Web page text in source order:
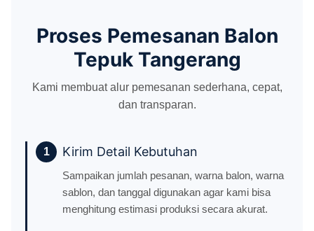
Proses Pemesanan Balon
Tepuk Tangerang
Kami membuat alur pemesanan sederhana, cepat,
dan transparan.
1 Kirim Detail Kebutuhan
Sampaikan jumlah pesanan, warna balon, warna
sablon, dan tanggal digunakan agar kami bisa
menghitung estimasi produksi secara akurat.